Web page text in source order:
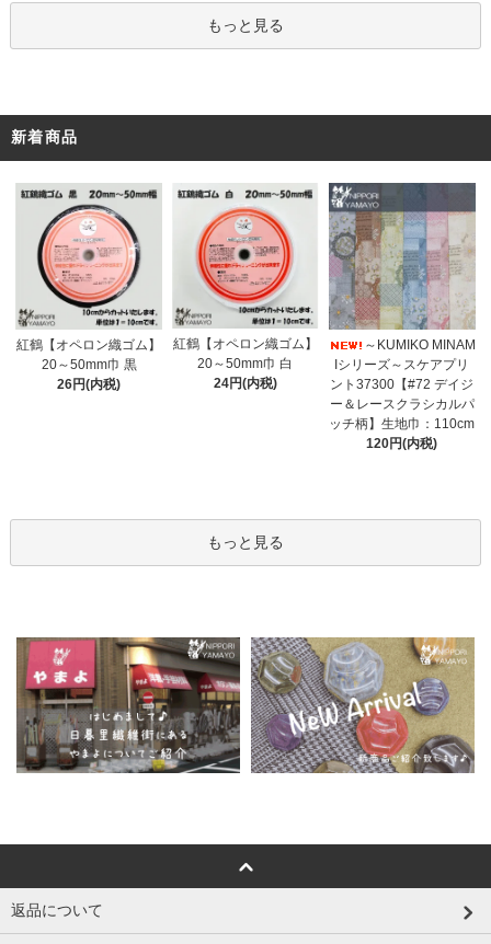
もっと見る
新着商品
紅鶴【オペロン織ゴム】
20～50mm巾 黒
26円(内税)
紅鶴【オペロン織ゴム】
20～50mm巾 白
24円(内税)
～KUMIKO MINAM
Iシリーズ～スケアプリ
ント37300【#72 デイジ
ー＆レースクラシカルパ
ッチ柄】生地巾：110cm
120円(内税)
もっと見る
返品について